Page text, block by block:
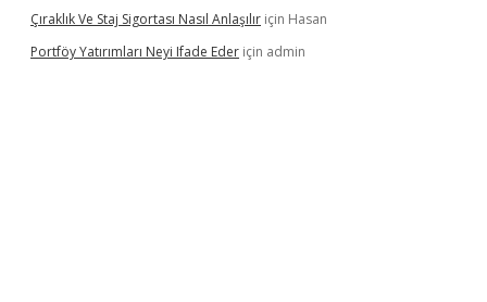
Çıraklık Ve Staj Sigortası Nasıl Anlaşılır için Hasan
Portföy Yatırımları Neyi Ifade Eder için admin